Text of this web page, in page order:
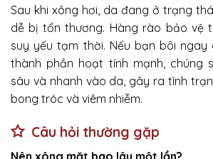
Sau khi xông hơi, da đang ở trạng
dễ bị tổn thương. Hàng rào bảo vệ
suy yếu tạm thời. Nếu bạn bôi
thành phần hoạt tính mạnh, chúng
sâu và nhanh vào da, gây ra tình
bong tróc và viêm nhiễm.
Câu hỏi thường gặp
Nên xông mặt bao lâu một lần?